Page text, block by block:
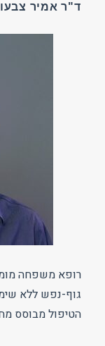
ד"ר אמיר
רופא משפחה
גוף-נפש ללא
הטיפול מבוסס